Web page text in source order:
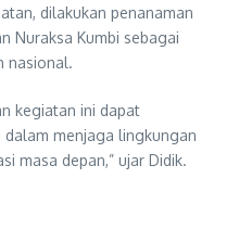
dilakukan penanaman
Nuraksa Kumbi sebagai
nasional.
kegiatan ini dapat
menjaga lingkungan
masa depan,” ujar Didik.